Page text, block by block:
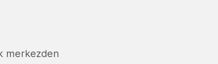
merkezden